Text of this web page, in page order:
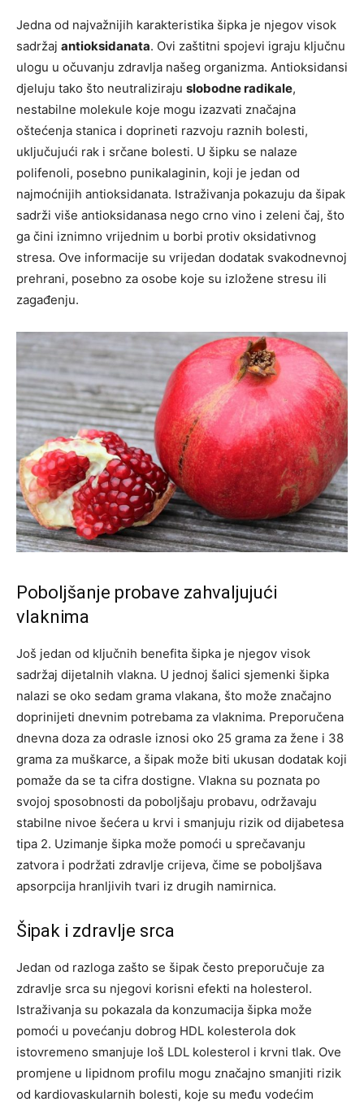
Jedna od najvažnijih karakteristika šipka je njegov visok
sadržaj antioksidanata. Ovi zaštitni spojevi igraju ključnu
ulogu u očuvanju zdravlja našeg organizma. Antioksidansi
djeluju tako što neutraliziraju slobodne radikale,
nestabilne molekule koje mogu izazvati značajna
oštećenja stanica i doprineti razvoju raznih bolesti,
uključujući rak i srčane bolesti. U šipku se nalaze
polifenoli, posebno punikalaginin, koji je jedan od
najmoćnijih antioksidanata. Istraživanja pokazuju da šipak
sadrži više antioksidanasa nego crno vino i zeleni čaj, što
ga čini iznimno vrijednim u borbi protiv oksidativnog
stresa. Ove informacije su vrijedan dodatak svakodnevnoj
prehrani, posebno za osobe koje su izložene stresu ili
zagađenju.
Poboljšanje probave zahvaljujući
vlaknima
Još jedan od ključnih benefita šipka je njegov visok
sadržaj dijetalnih vlakna. U jednoj šalici sjemenki šipka
nalazi se oko sedam grama vlakana, što može značajno
doprinijeti dnevnim potrebama za vlaknima. Preporučena
dnevna doza za odrasle iznosi oko 25 grama za žene i 38
grama za muškarce, a šipak može biti ukusan dodatak koji
pomaže da se ta cifra dostigne. Vlakna su poznata po
svojoj sposobnosti da poboljšaju probavu, održavaju
stabilne nivoe šećera u krvi i smanjuju rizik od dijabetesa
tipa 2. Uzimanje šipka može pomoći u sprečavanju
zatvora i podržati zdravlje crijeva, čime se poboljšava
apsorpcija hranljivih tvari iz drugih namirnica.
Šipak i zdravlje srca
Jedan od razloga zašto se šipak često preporučuje za
zdravlje srca su njegovi korisni efekti na holesterol.
Istraživanja su pokazala da konzumacija šipka može
pomoći u povećanju dobrog HDL kolesterola dok
istovremeno smanjuje loš LDL kolesterol i krvni tlak. Ove
promjene u lipidnom profilu mogu značajno smanjiti rizik
od kardiovaskularnih bolesti, koje su među vodećim